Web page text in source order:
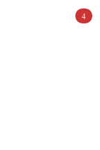
4